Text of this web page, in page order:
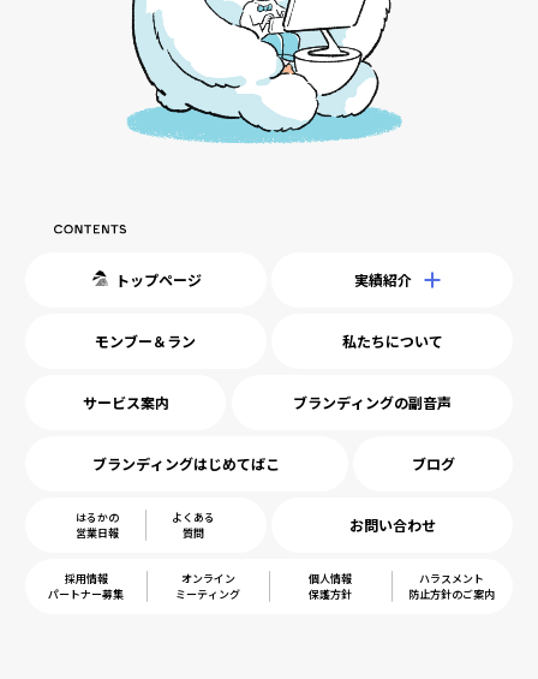
トップページ 実績紹介
モンブー＆ラン 私たちについて
サービス案内 ブランディングの副音声
ブランディングはじめてばこ ブログ
はるかの
営業日報
よくある
質問
お問い合わせ
採用情報
パートナー募集
オンライン
ミーティング
個人情報
保護方針
ハラスメント
防止方針のご案内